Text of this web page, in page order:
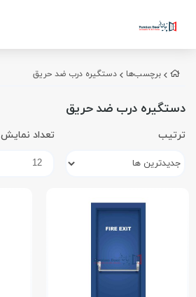
برچسب‌ها دستگیره درب ضد حریق
دستگیره درب ضد حریق
ترتیب تعداد نمایش